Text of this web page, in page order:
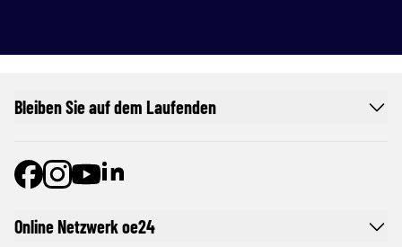
Online Netzwerk oe24
Bleiben Sie auf dem Laufenden